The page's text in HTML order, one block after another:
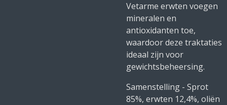
Vetarme erwten voegen
mineralen en
antioxidanten toe,
waardoor deze traktaties
ideaal zijn voor
gewichtsbeheersing.
Samenstelling - Sprot
85%, erwten 12,4%, oliën